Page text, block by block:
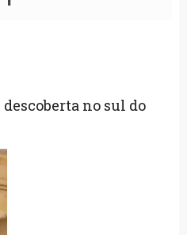
descoberta no sul do